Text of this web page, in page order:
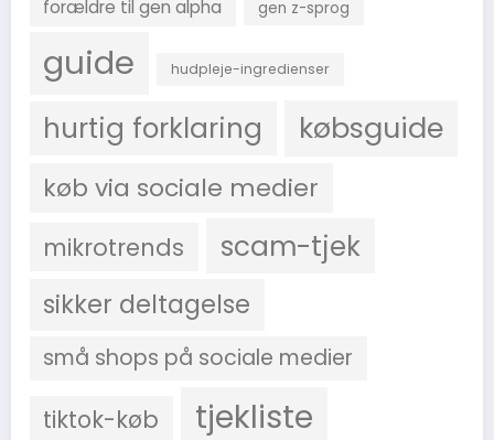
forældre til gen alpha gen z-sprog
guide hudpleje-ingredienser
hurtig forklaring købsguide
køb via sociale medier
mikrotrends scam-tjek
sikker deltagelse
små shops på sociale medier
tiktok-køb tjekliste